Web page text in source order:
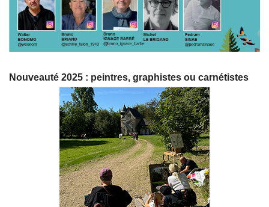
Nouveauté 2025 : peintres, graphistes ou carnétistes